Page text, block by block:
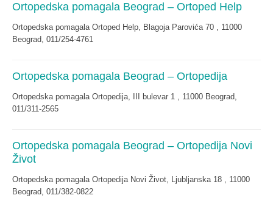
Ortopedska pomagala Beograd – Ortoped Help
Ortopedska pomagala Ortoped Help, Blagoja Parovića 70 , 11000
Beograd, 011/254-4761
Ortopedska pomagala Beograd – Ortopedija
Ortopedska pomagala Ortopedija, III bulevar 1 , 11000 Beograd,
011/311-2565
Ortopedska pomagala Beograd – Ortopedija Novi
Život
Ortopedska pomagala Ortopedija Novi Život, Ljubljanska 18 , 11000
Beograd, 011/382-0822